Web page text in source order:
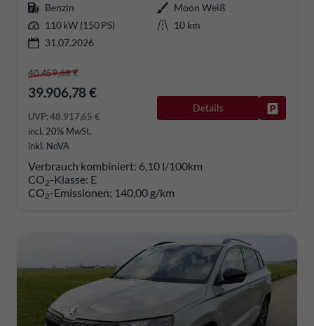
Benzin
Moon Weiß
110 kW (150 PS)
10 km
31.07.2026
40.459,68 €
39.906,78 €
UVP:48.917,65 €
incl. 20% MwSt.
inkl. NoVA
Details
Verbrauch kombiniert: 6,10 l/100km
CO2-Klasse: E
CO2-Emissionen: 140,00 g/km